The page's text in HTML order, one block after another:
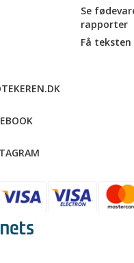
Se
rapporter
Få